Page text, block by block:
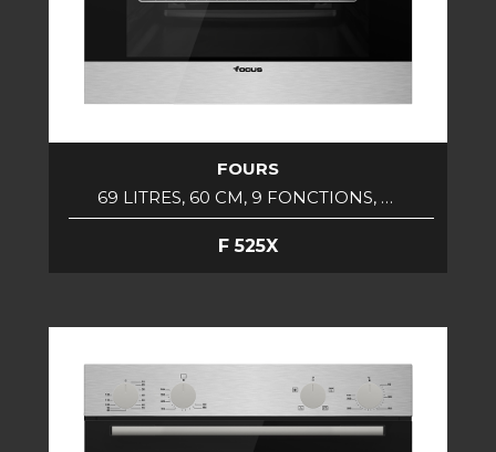
FOURS
69 LITRES, 60 CM, 9 FONCTIONS, …
F 525X